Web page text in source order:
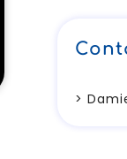
>